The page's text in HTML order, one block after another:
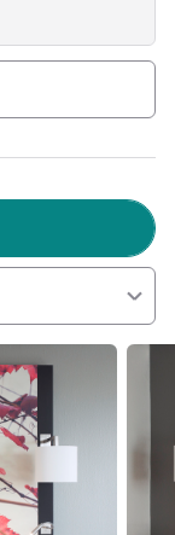
理想选择，您可
请参